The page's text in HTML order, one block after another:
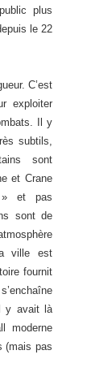
plus
le 22
C’est
exploiter
Il y
subtils,
sont
et Crane
» et pas
sont de
ville est
fournit
y avait là
moderne
(mais pas